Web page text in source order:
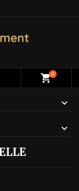
shopping_cart0